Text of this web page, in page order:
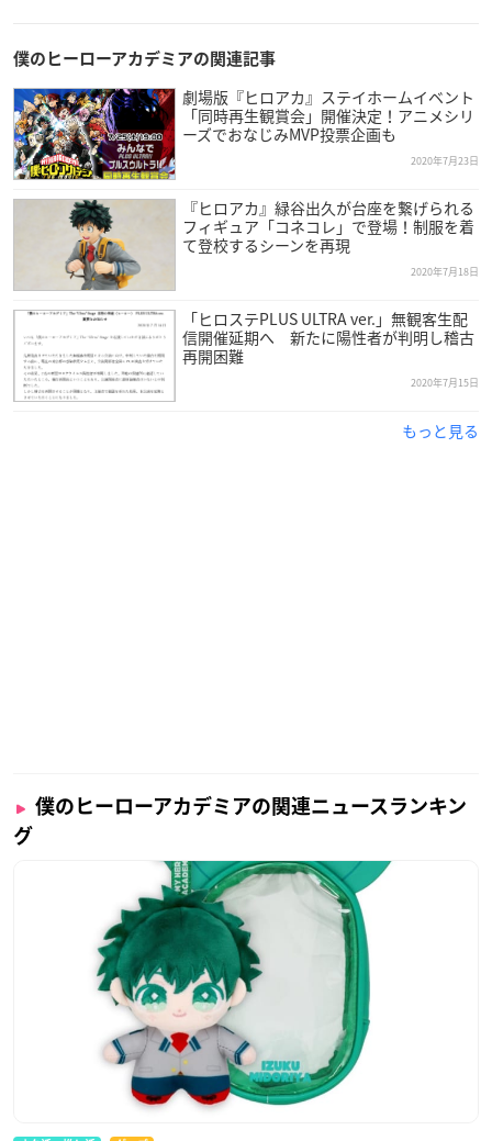
僕のヒーローアカデミアの関連記事
劇場版『ヒロアカ』ステイホームイベント
「同時再生観賞会」開催決定！アニメシリ
ーズでおなじみMVP投票企画も
2020年7月23日
『ヒロアカ』緑谷出久が台座を繋げられる
フィギュア「コネコレ」で登場！制服を着
て登校するシーンを再現
2020年7月18日
「ヒロステPLUS ULTRA ver.」無観客生配
信開催延期へ 新たに陽性者が判明し稽古
再開困難
2020年7月15日
もっと見る
僕のヒーローアカデミアの関連ニュースランキン
グ